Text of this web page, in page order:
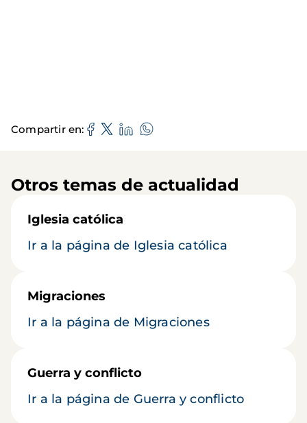
Compartir en
Otros temas de actualidad
Iglesia católica
Ir a la página de Iglesia católica
Migraciones
Ir a la página de Migraciones
Guerra y conflicto
Ir a la página de Guerra y conflicto